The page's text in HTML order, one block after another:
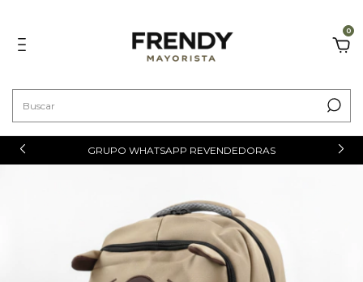
0
GRUPO WHATSAPP REVENDEDORAS